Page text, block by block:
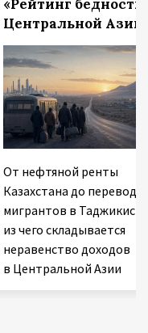
«Рейтинг
Центральной Азии
От нефтяной ренты
Казахстана до
мигрантов в
из чего складывается
неравенство доходов
в Центральной Азии